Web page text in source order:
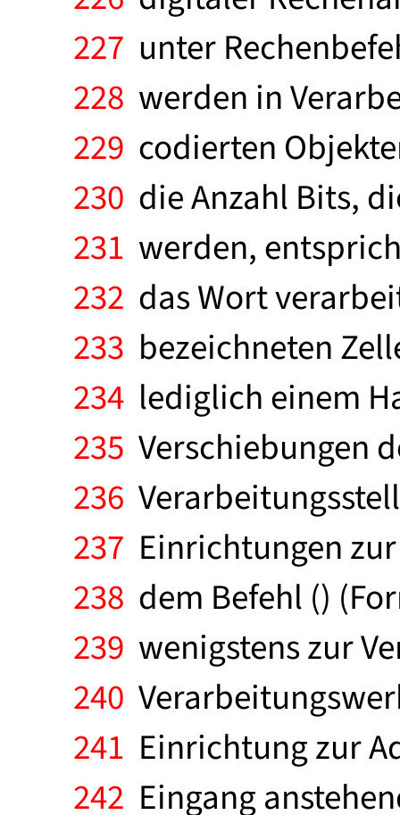
227 unter
228 werden in
229 codierten
230 die Anzahl Bits,
231 werden,
232 das Wort
233 bezeichneten
234 lediglich einem
235 Verschiebungen
236
237 Einrichtungen
238 dem Befehl ()
239 wenigstens zur
240
241 Einrichtung zur
242 Eingang